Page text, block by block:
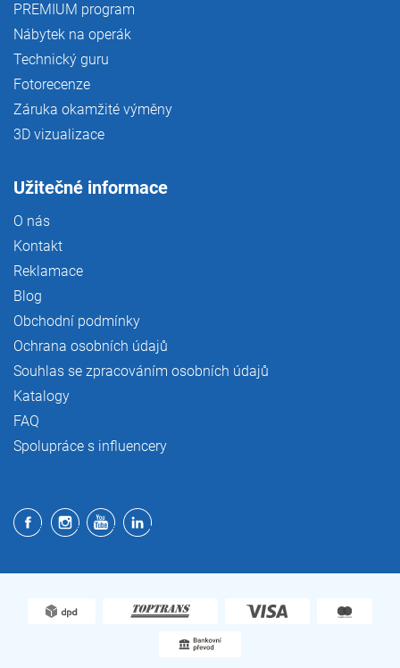
PREMIUM program
Nábytek na operák
Technický guru
Fotorecenze
Záruka okamžité výměny
3D vizualizace
Užitečné informace
O nás
Kontakt
Reklamace
Blog
Obchodní podmínky
Ochrana osobních údajů
Souhlas se zpracováním osobních údajů
Katalogy
FAQ
Spolupráce s influencery